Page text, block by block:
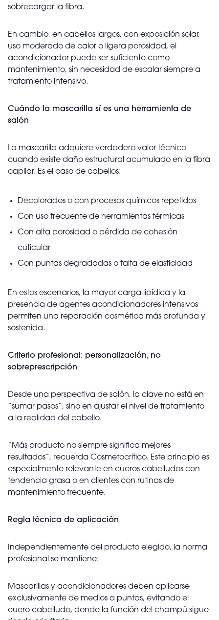
sobrecargar la fibra.
En cambio, en cabellos largos, con exposición solar,
uso moderado de calor o ligera porosidad, el
acondicionador puede ser suficiente como
mantenimiento, sin necesidad de escalar siempre a
tratamiento intensivo.
Cuándo la mascarilla sí es una herramienta de
salón
La mascarilla adquiere verdadero valor técnico
cuando existe daño estructural acumulado en la fibra
capilar. Es el caso de cabellos:
Decolorados o con procesos químicos repetidos
Con uso frecuente de herramientas térmicas
Con alta porosidad o pérdida de cohesión
cuticular
Con puntas degradadas o falta de elasticidad
En estos escenarios, la mayor carga lipídica y la
presencia de agentes acondicionadores intensivos
permiten una reparación cosmética más profunda y
sostenida.
Criterio profesional: personalización, no
sobreprescripción
Desde una perspectiva de salón, la clave no está en
“sumar pasos”, sino en ajustar el nivel de tratamiento
a la realidad del cabello.
“Más producto no siempre significa mejores
resultados”, recuerda Cosmetocrítico. Este principio es
especialmente relevante en cueros cabelludos con
tendencia grasa o en clientes con rutinas de
mantenimiento frecuente.
Regla técnica de aplicación
Independientemente del producto elegido, la norma
profesional se mantiene:
Mascarillas y acondicionadores deben aplicarse
exclusivamente de medios a puntas, evitando el
cuero cabelludo, donde la función del champú sigue